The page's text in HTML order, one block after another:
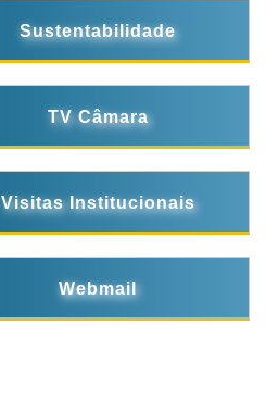
Sustentabilidade
TV Câmara
Visitas Institucionais
Webmail